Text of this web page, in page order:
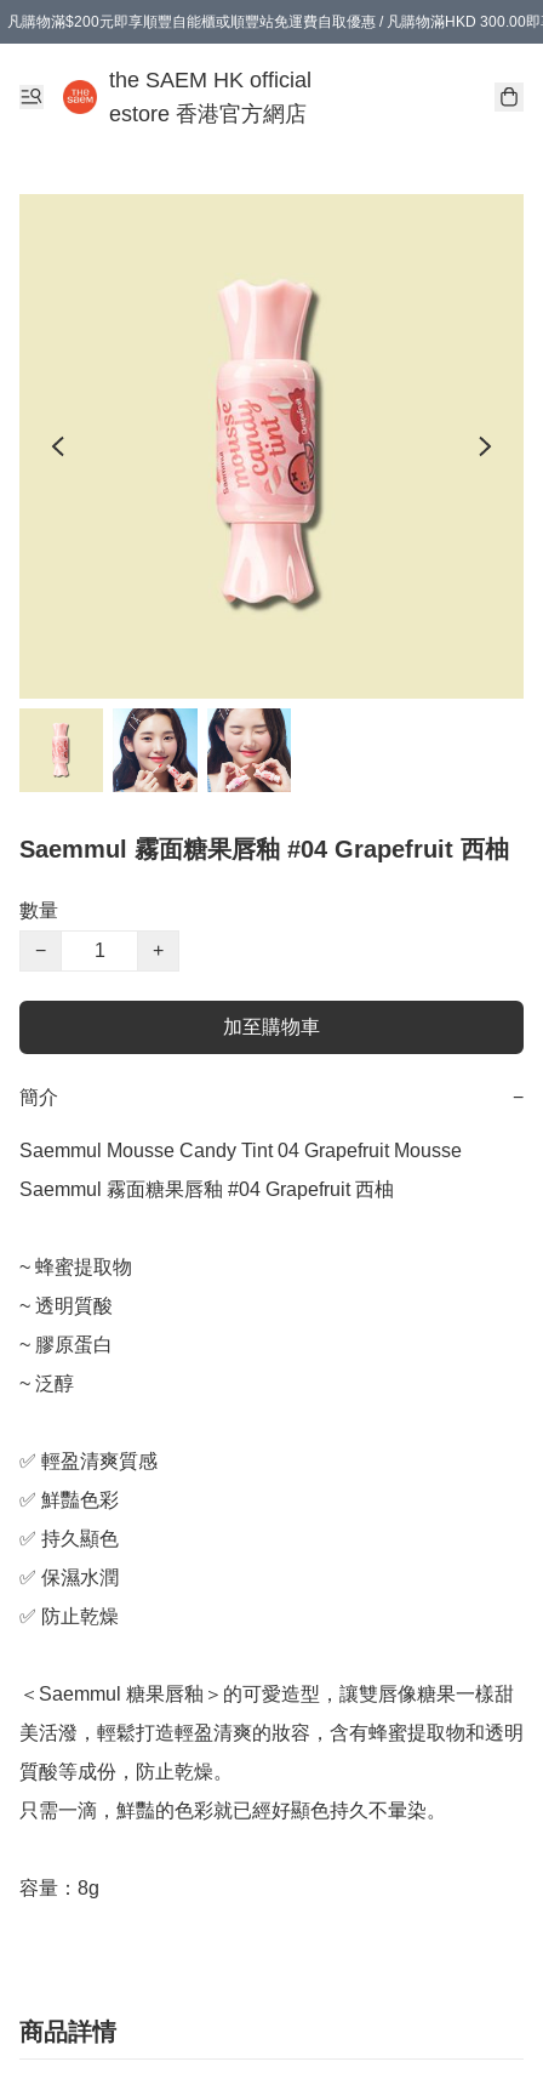
凡購物滿$200元即享順豐自能櫃或順豐站免運費自取優惠 / 凡購物滿HKD 300.00
the SAEM HK official
estore 香港官方網店
Saemmul 霧面糖果唇釉 #04 Grapefruit 西柚
數量
−
+
加至購物車
簡介 −
Saemmul Mousse Candy Tint 04 Grapefruit Mousse
Saemmul 霧面糖果唇釉 #04 Grapefruit 西柚
~ 蜂蜜提取物
~ 透明質酸
~ 膠原蛋白
~ 泛醇
✅ 輕盈清爽質感
✅ 鮮豔色彩
✅ 持久顯色
✅ 保濕水潤
✅ 防止乾燥
＜Saemmul 糖果唇釉＞的可愛造型，讓雙唇像糖果一樣甜
美活潑，輕鬆打造輕盈清爽的妝容，含有蜂蜜提取物和透明
質酸等成份，防止乾燥。
只需一滴，鮮豔的色彩就已經好顯色持久不暈染。
容量：8g
商品詳情